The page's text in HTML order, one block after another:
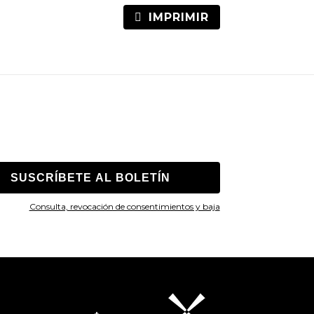
IMPRIMIR
Consulta, revocación de consentimientos y baja